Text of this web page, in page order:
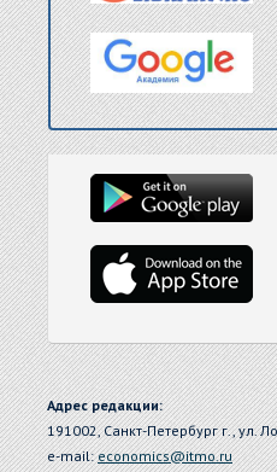
Адрес редакции:
191002, Санкт-Петербург г., ул.
e-mail:economics@itmo.ru